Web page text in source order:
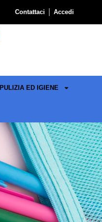
Contattaci Accedi
PULIZIA ED IGIENE